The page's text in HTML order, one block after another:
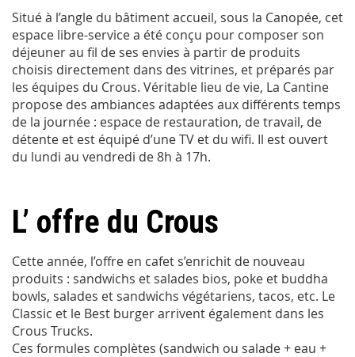
Situé à l’angle du bâtiment accueil, sous la Canopée, cet
espace libre-service a été conçu pour composer son
déjeuner au fil de ses envies à partir de produits
choisis directement dans des vitrines, et préparés par
les équipes du Crous. Véritable lieu de vie, La Cantine
propose des ambiances adaptées aux différents temps
de la journée : espace de restauration, de travail, de
détente et est équipé d’une TV et du wifi. Il est ouvert
du lundi au vendredi de 8h à 17h.
L’ offre du Crous
Cette année, l’offre en cafet s’enrichit de nouveau
produits : sandwichs et salades bios, poke et buddha
bowls, salades et sandwichs végétariens, tacos, etc. Le
Classic et le Best burger arrivent également dans les
Crous Trucks.
Ces formules complètes (sandwich ou salade + eau +